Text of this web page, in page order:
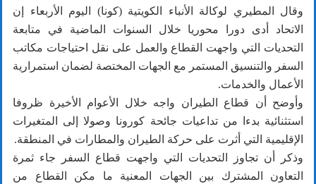
وقال المطيري لوكالة الأنباء الكويتية (كونا) اليوم الأربعاء إن
الاتحاد أدى دورا محوريا خلال السنوات الماضية في متابعة
التحديات التي واجهت القطاع والعمل على نقل احتياجات مكاتب
السفر والتنسيق المستمر مع الجهات المختصة لضمان استمرارية
الأعمال والخدمات.
وأوضح أن قطاع الطيران واجه خلال الأعوام الأخيرة ظروفا
استثنائية بدءا من تداعيات جائحة كورونا وصولا إلى المتغيرات
الإقليمية التي أثرت على حركة الطيران والمطارات في المنطقة.
وذكر أن تجاوز التحديات التي واجهت قطاع السفر جاء ثمرة
التعاون المشترك بين الجهات المعنية ما مكن القطاع من